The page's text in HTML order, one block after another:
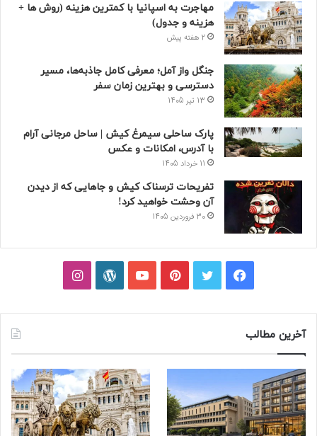
مهاجرت به اسپانیا با کمترین هزینه (روش ها +
هزینه و جدول)
2 هفته پیش
جنگل واز آمل؛ معرفی کامل جاذبه‌ها، مسیر
دسترسی و بهترین زمان سفر
13 تیر 1405
پارک ساحلی سیمرغ کیش | ساحل مرجانی آرام
با آدرس، امکانات و عکس
11 خرداد 1405
تفریحات ترسناک کیش و جاهایی که از دیدن
آن وحشت خواهید کرد!
30 فروردین 1405
فیسبوکتوییترپینتریستیوتیوبوردپرساینستاگرام
آخرین مطالب